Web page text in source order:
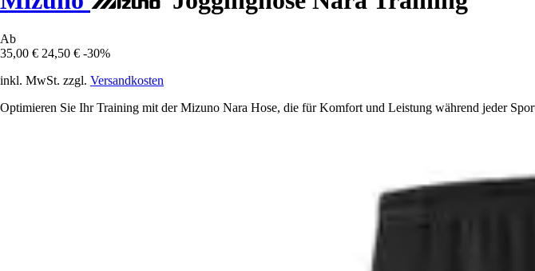
Ab
35,00 € 24,50 € -30%
inkl. MwSt. zzgl. Versandkosten
Optimieren Sie Ihr Training mit der Mizuno Nara Hose, die für Komfort und Leistung während jeder